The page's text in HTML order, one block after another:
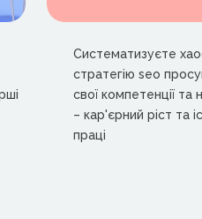
Систематизуєте
стратегію seo
свої компетенції та
– кар'єрний ріст та
праці